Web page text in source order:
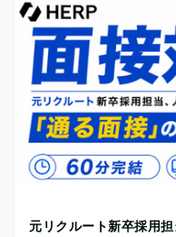
元リクルート新卒採用